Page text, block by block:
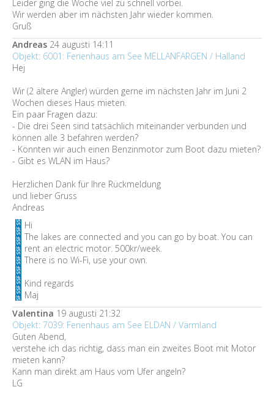
Leider ging die Woche viel zu schnell vorbei.
Wir werden aber im nächsten Jahr wieder kommen.
Gruß
Andreas 24 augusti 14:11
Objekt: 6001: Ferienhaus am See MELLANFÄRGEN / Halland
Hej
Wir (2 ältere Angler) würden gerne im nächsten Jahr im Juni 2
Wochen dieses Haus mieten.
Ein paar Fragen dazu:
- Die drei Seen sind tatsächlich miteinander verbunden und
können alle 3 befahren werden?
- Könnten wir auch einen Benzinmotor zum Boot dazu mieten?
- Gibt es WLAN im Haus?
Herzlichen Dank für Ihre Rückmeldung
und lieber Gruss
Andreas
Hi
The lakes are connected and you can go by boat. You can
rent an electric motor. 500kr/week.
There is no Wi-Fi, use your own.
Kind regards
Maj
Valentina 19 augusti 21:32
Objekt: 7039: Ferienhaus am See ELDAN / Värmland
Guten Abend,
verstehe ich das richtig, dass man ein zweites Boot mit Motor
mieten kann?
Kann man direkt am Haus vom Ufer angeln?
LG